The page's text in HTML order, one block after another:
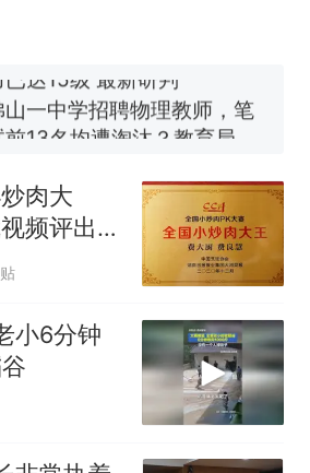
山一中学招聘物理教师，笔
前13名均遭淘汰？教育局：
方通报
那个在床头放菜刀的女孩，
老师一句“跟我回家”改写了
肉大
频评出
小6分钟